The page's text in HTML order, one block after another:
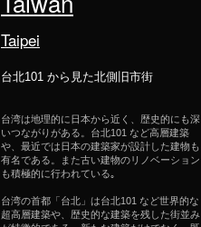
Taipei
台北101 から見た北側旧市街
台湾は地理的に日本から近く、歴史的にも深
いつながりがある。台北101 など高層建築
や、最近では日本の建築家が設計した建物も
有名である。また古い建物のリノベーション
も積極的に行われている｡
台湾の首都「台北」は台北101 など世界的な
超高層建築や、歴史的な建築を残した街並み